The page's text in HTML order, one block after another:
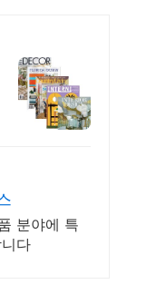
분야에 특
다